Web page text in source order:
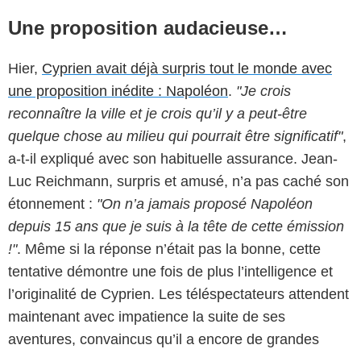
Une proposition audacieuse…
Hier, Cyprien avait déjà surpris tout le monde avec
une proposition inédite : Napoléon. "Je crois
reconnaître la ville et je crois qu’il y a peut-être
quelque chose au milieu qui pourrait être significatif",
a-t-il expliqué avec son habituelle assurance. Jean-
Luc Reichmann, surpris et amusé, n’a pas caché son
étonnement : "On n’a jamais proposé Napoléon
depuis 15 ans que je suis à la tête de cette émission
!". Même si la réponse n’était pas la bonne, cette
tentative démontre une fois de plus l’intelligence et
l’originalité de Cyprien. Les téléspectateurs attendent
maintenant avec impatience la suite de ses
aventures, convaincus qu’il a encore de grandes